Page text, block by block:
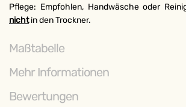
Pflege: Empfohlen, Handwäsche oder
nichtin den Trockner.
Maßtabelle
Mehr Informationen
Bewertungen